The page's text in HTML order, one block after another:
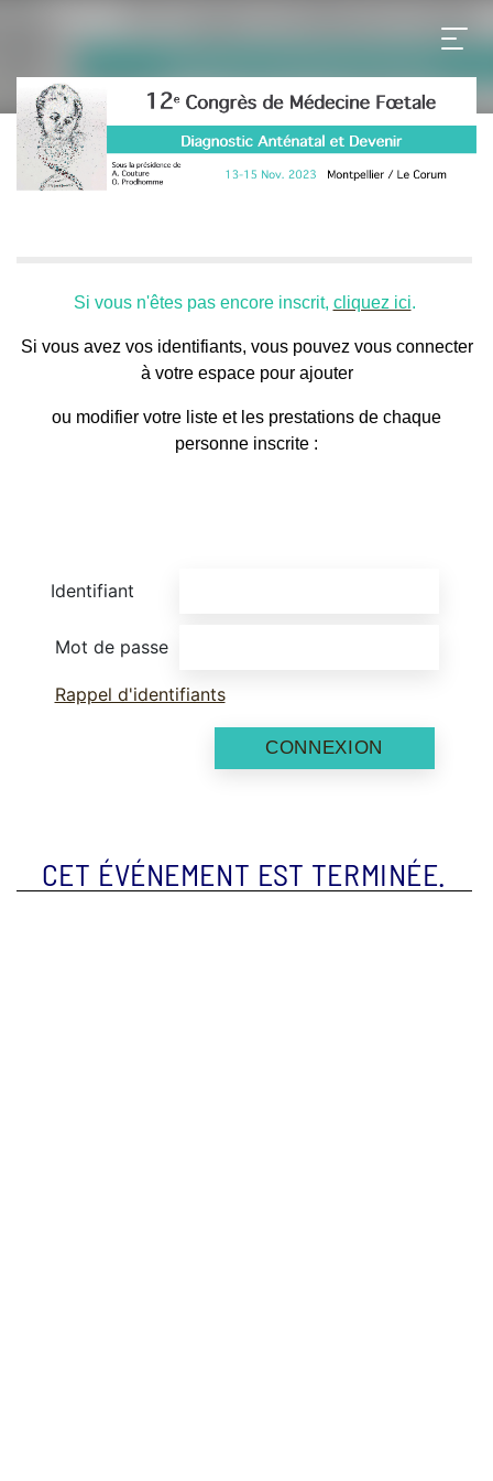
Si vous n'êtes pas encore inscrit, cliquez ici.
Si vous avez vos identifiants, vous pouvez vous connecter
à votre espace pour ajouter
ou modifier votre liste et les prestations de chaque
personne inscrite :
Identifiant
Mot de passe
Rappel d'identifiants
CONNEXION
CET ÉVÉNEMENT EST TERMINÉE.